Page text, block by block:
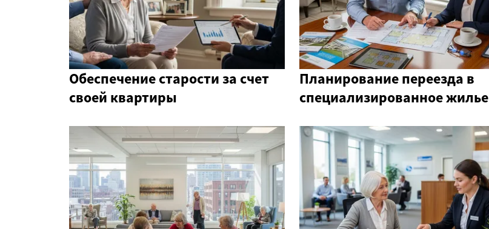
Обеспечение старости за счет
своей квартиры
Планирование переезда в
специализированное жилье